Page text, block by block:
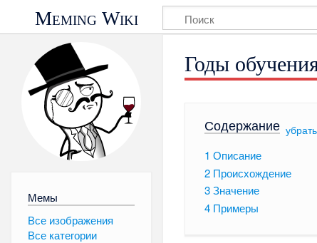
Meming Wiki
Мемы
Все изображения
Все категории
Годы
Содержание[ убрать]
1 Описание
2 Происхождение
3Значение
4 Примеры